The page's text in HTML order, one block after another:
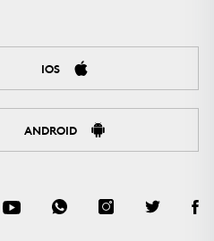
IOS
ANDROID